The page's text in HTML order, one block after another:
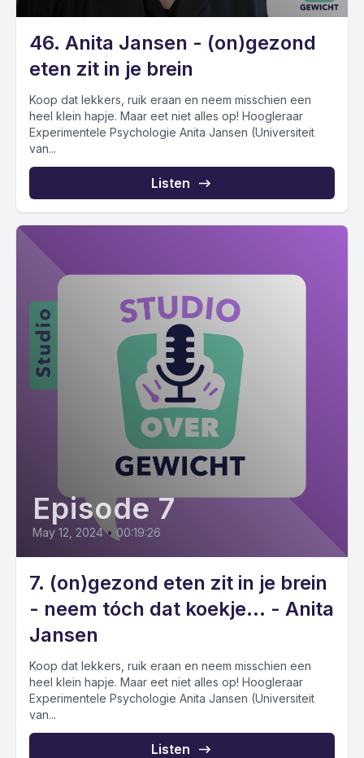
46. Anita Jansen - (on)gezond
eten zit in je brein
Koop dat lekkers, ruik eraan en neem misschien een
heel klein hapje. Maar eet niet alles op! Hoogleraar
Experimentele Psychologie Anita Jansen (Universiteit
van...
Listen
Episode 7
May 12, 2024 • 00:19:26
7. (on)gezond eten zit in je brein
- neem tóch dat koekje... - Anita
Jansen
Koop dat lekkers, ruik eraan en neem misschien een
heel klein hapje. Maar eet niet alles op! Hoogleraar
Experimentele Psychologie Anita Jansen (Universiteit
van...
Listen